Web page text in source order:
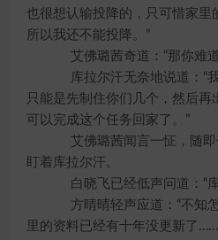
也很想认输投降的，只可惜家里
所以我还不能投降。”
艾佛璐茜奇道：“那你难道
库拉尔汗无奈地说道：“
只能是先制住你们几个，然后再
可以完成这个任务回家了。”
艾佛璐茜闻言一怔，随即
盯着库拉尔汗。
白晓飞已经低声问道：“库
方晴晴轻声应道：“不知怎
里的资料已经有十年没更新了